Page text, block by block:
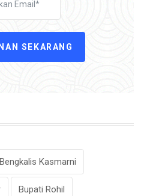
SEKARANG
Kasmarni
Bupati Rohil